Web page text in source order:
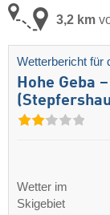
3,2 km
Wetterbericht für
Hohe Geba
Wetter im
Skigebiet